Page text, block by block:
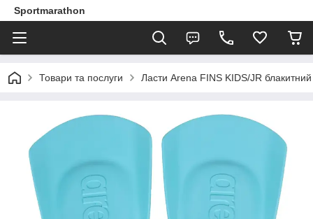
Sportmarathon
Товари та послуги Ласти Arena FINS KIDS/JR блакитний